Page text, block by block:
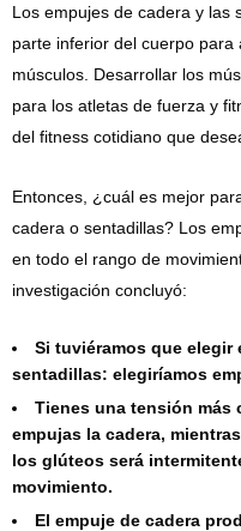
Los empujes de cadera y las
parte inferior del cuerpo
músculos. Desarrollar los
para los atletas de fuerza y
del fitness cotidiano que
Entonces, ¿cuál es mejor
cadera o sentadillas? Los
en todo el rango de
investigación concluyó:
Si tuviéramos que elegir
sentadillas: elegiríamos
Tienes una tensión más
empujas la cadera,
los glúteos será
movimiento.
El empuje de cadera